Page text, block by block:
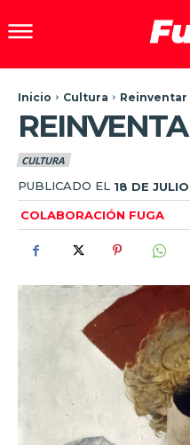
Inicio Cultura Reinventar
CULTURA
PUBLICADO EL 18 DE
COLABORACIÓN FUGA